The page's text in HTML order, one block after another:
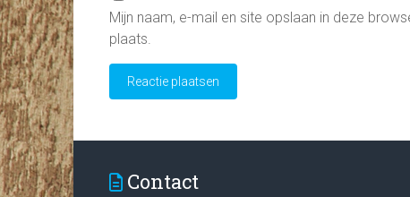
Mijn naam, e-mail en site opslaan in deze
plaats.
Contact